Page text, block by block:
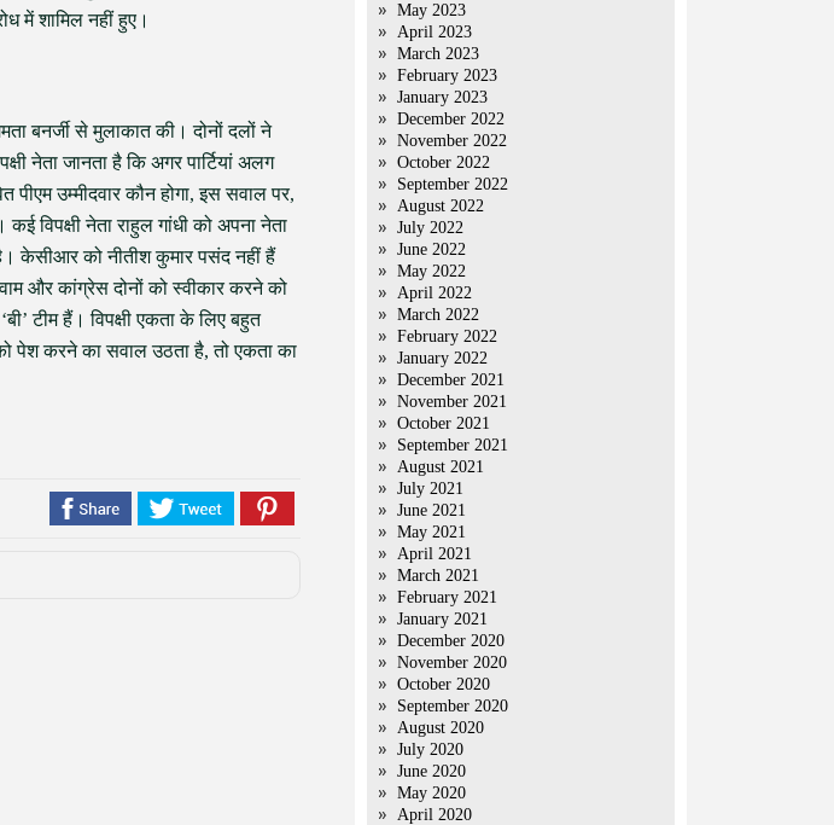
में शामिल नहीं हुए।
बनर्जी से मुलाकात की। दोनों दलों ने
नेता जानता है कि अगर पार्टियां अलग
पीएम उम्मीदवार कौन होगा, इस सवाल पर,
विपक्षी नेता राहुल गांधी को अपना नेता
केसीआर को नीतीश कुमार पसंद नहीं हैं
और कांग्रेस दोनों को स्वीकार करने को
टीम हैं। विपक्षी एकता के लिए बहुत
पेश करने का सवाल उठता है, तो एकता का
May 2023
April 2023
March 2023
February 2023
January 2023
December 2022
November 2022
October 2022
September 2022
August 2022
July 2022
June 2022
May 2022
April 2022
March 2022
February 2022
January 2022
December 2021
November 2021
October 2021
September 2021
August 2021
July 2021
June 2021
May 2021
April 2021
March 2021
February 2021
January 2021
December 2020
November 2020
October 2020
September 2020
August 2020
July 2020
June 2020
May 2020
April 2020